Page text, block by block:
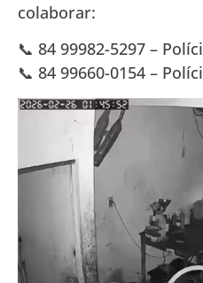
colaborar:
📞 84 99982-5297 –
📞 84 99660-0154 –
Tocador